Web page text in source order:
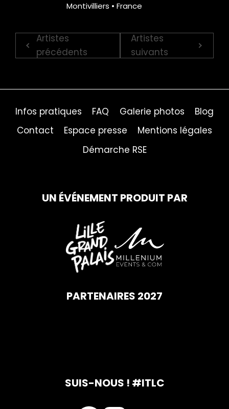
Montivilliers • France
Artistes
précédents
Artistes
suivants
Infos pratiques FAQ Galerie photos
Blog
Contact
Espace presse
Mentions légales
Démarche RSE
UN ÉVÉNEMENT PRODUIT PAR
PARTENAIRES 2027
SUIS-NOUS ! #ITLC